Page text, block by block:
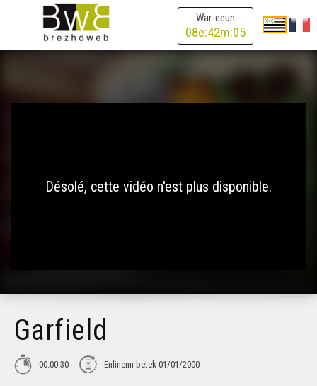
War-eeun
08e:42m:05
Désolé, cette vidéo n'est plus disponible.
Garfield
00:00:30 Enlinenn betek 01/01/2000